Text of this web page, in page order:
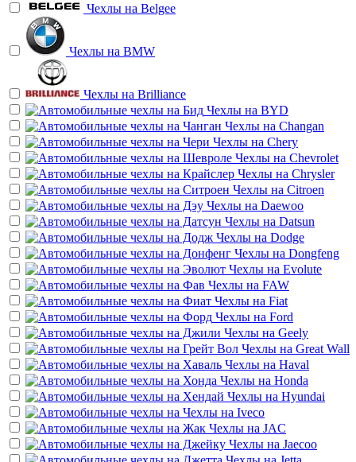
Чехлы на Belgee
Чехлы на BMW
Чехлы на Brilliance
Чехлы на BYD
Чехлы на Changan
Чехлы на Chery
Чехлы на Chevrolet
Чехлы на Chrysler
Чехлы на Citroen
Чехлы на Daewoo
Чехлы на Datsun
Чехлы на Dodge
Чехлы на Dongfeng
Чехлы на Evolute
Чехлы на FAW
Чехлы на Fiat
Чехлы на Ford
Чехлы на Geely
Чехлы на Great Wall
Чехлы на Haval
Чехлы на Honda
Чехлы на Hyundai
Чехлы на Iveco
Чехлы на JAC
Чехлы на Jaecoo